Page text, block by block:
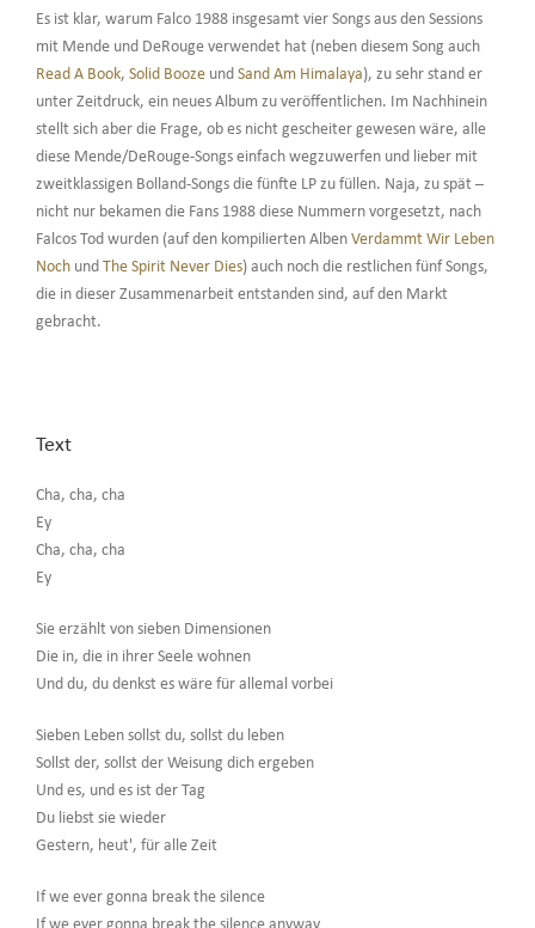
Es ist klar, warum Falco 1988 insgesamt vier Songs aus den Sessions
mit Mende und DeRouge verwendet hat (neben diesem Song auch
Read A Book, Solid Boozeund Sand Am Himalaya), zu sehr stand er
unter Zeitdruck, ein neues Album zu veröffentlichen. Im Nachhinein
stellt sich aber die Frage, ob es nicht gescheiter gewesen wäre, alle
diese Mende/DeRouge-Songs einfach wegzuwerfen und lieber mit
zweitklassigen Bolland-Songs die fünfte LP zu füllen. Naja, zu spät –
nicht nur bekamen die Fans 1988 diese Nummern vorgesetzt, nach
Falcos Tod wurden (auf den kompilierten Alben Verdammt Wir Leben
Nochund The Spirit Never Dies) auch noch die restlichen fünf Songs,
die in dieser Zusammenarbeit entstanden sind, auf den Markt
gebracht.
Text
Cha, cha, cha
Ey
Cha, cha, cha
Ey
Sie erzählt von sieben Dimensionen
Die in, die in ihrer Seele wohnen
Und du, du denkst es wäre für allemal vorbei
Sieben Leben sollst du, sollst du leben
Sollst der, sollst der Weisung dich ergeben
Und es, und es ist der Tag
Du liebst sie wieder
Gestern, heut', für alle Zeit
If we ever gonna break the silence